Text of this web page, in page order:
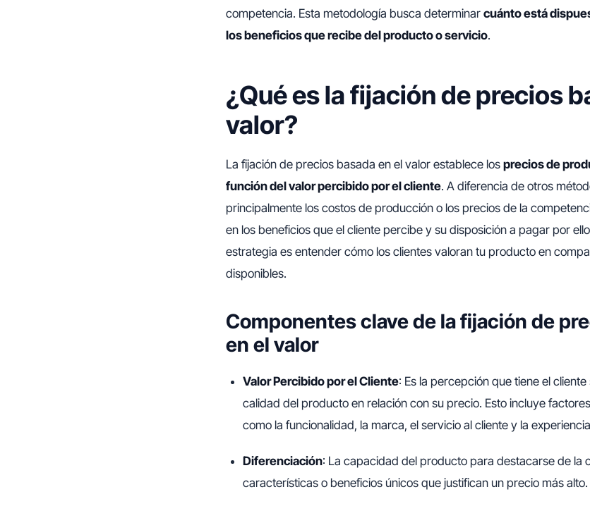
competencia. Esta metodología busca determinar cuánto está
los beneficios que recibe del producto o servicio.
¿Qué es la fijación de precios
valor?
La fijación de precios basada en el valor establece los precios de
función del valor percibido por el cliente. A diferencia de otros
principalmente los costos de producción o los precios de la
en los beneficios que el cliente percibe y su disposición a pagar por
estrategia es entender cómo los clientes valoran tu producto en
disponibles.
Componentes clave de la fijación de
en el valor
Valor Percibido por el Cliente: Es la percepción que tiene el
calidad del producto en relación con su precio. Esto incluye
como la funcionalidad, la marca, el servicio al cliente y la
Diferenciación: La capacidad del producto para destacarse de la
características o beneficios únicos que justifican un precio más alto.